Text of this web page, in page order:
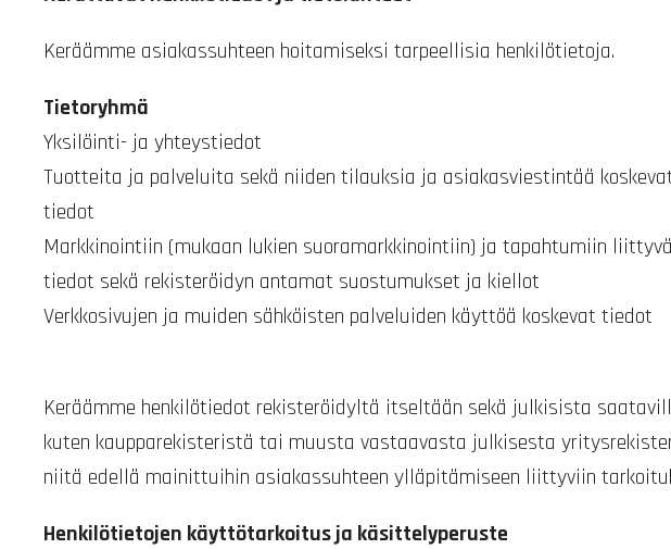
Keräämme asiakassuhteen hoitamiseksi tarpeellisia henkilötietoja.
Tietoryhmä
Yksilöinti- ja yhteystiedot
Tuotteita ja palveluita sekä niiden tilauksia ja asiakasviestintää
tiedot
Markkinointiin (mukaan lukien suoramarkkinointiin) ja tapahtumiin
tiedot sekä rekisteröidyn antamat suostumukset ja kiellot
Verkkosivujen ja muiden sähköisten palveluiden käyttöä koskevat tiedot
Keräämme henkilötiedot rekisteröidyltä itseltään sekä julkisista
kuten kaupparekisteristä tai muusta vastaavasta julkisesta
niitä edellä mainittuihin asiakassuhteen ylläpitämiseen liittyviin
Henkilötietojen käyttötarkoitus ja käsittelyperuste